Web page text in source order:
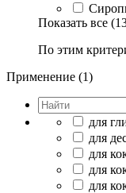
Показать все
По этим
Применение (1)
для
для
для
для
для